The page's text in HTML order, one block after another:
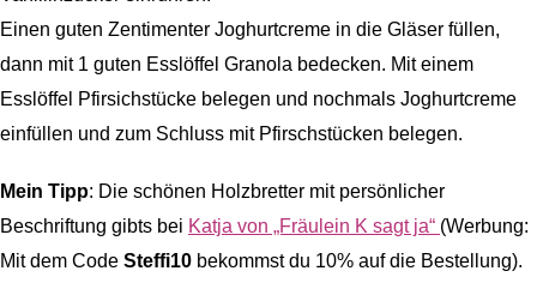
Einen guten Zentimenter Joghurtcreme in die Gläser füllen,
dann mit 1 guten Esslöffel Granola bedecken. Mit einem
Esslöffel Pfirsichstücke belegen und nochmals Joghurtcreme
einfüllen und zum Schluss mit Pfirschstücken belegen.
Mein Tipp: Die schönen Holzbretter mit persönlicher
Beschriftung gibts bei Katja von „Fräulein K sagt ja“ (Werbung:
Mit dem Code Steffi10 bekommst du 10% auf die Bestellung).